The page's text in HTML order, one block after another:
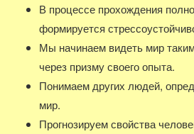
В процессе прохождения
формируется
Мы начинаем видеть мир
через призму своего опыта.
Понимаем других людей,
мир.
Прогнозируем свойства